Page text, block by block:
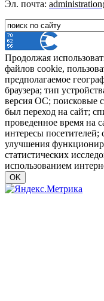
Эл. почта:
Продолжая
файлов cookie,
предполагаемое
браузера; тип
версия ОС; поисковые
был переход на сайт;
проведенное время на
интересы
улучшения
статистических
использованием
OK